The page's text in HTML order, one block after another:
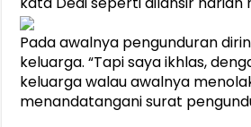
Pada awalnya pengunduran
keluarga. “Tapi saya ikhlas,
keluarga walau awalnya
menandatangani surat